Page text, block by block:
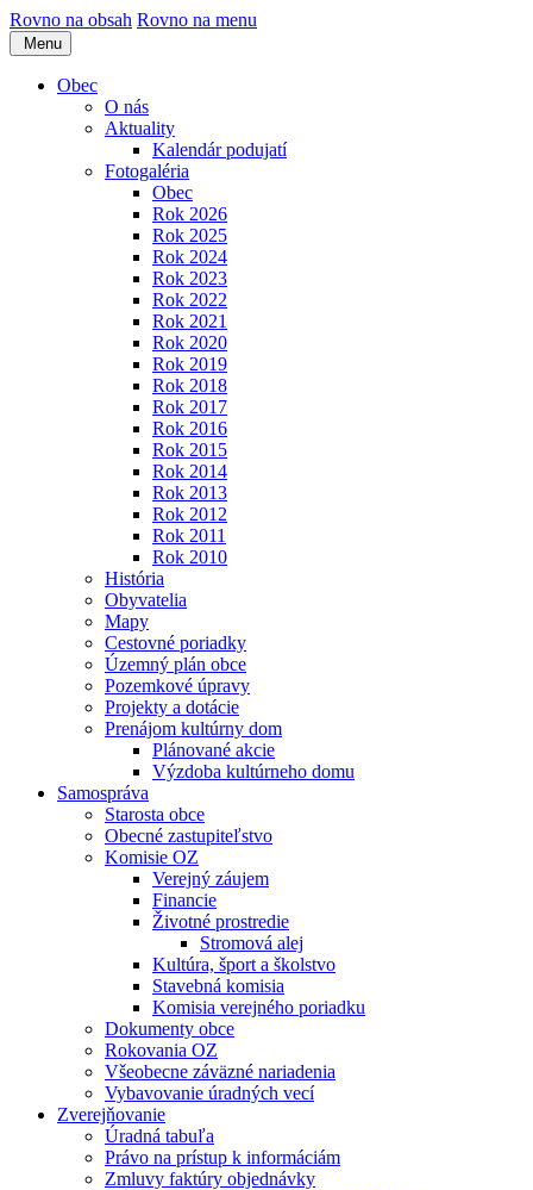
Rovno na obsah Rovno na menu
Menu
Obec
O nás
Aktuality
Kalendár podujatí
Fotogaléria
Obec
Rok 2026
Rok 2025
Rok 2024
Rok 2023
Rok 2022
Rok 2021
Rok 2020
Rok 2019
Rok 2018
Rok 2017
Rok 2016
Rok 2015
Rok 2014
Rok 2013
Rok 2012
Rok 2011
Rok 2010
História
Obyvatelia
Mapy
Cestovné poriadky
Územný plán obce
Pozemkové úpravy
Projekty a dotácie
Prenájom kultúrny dom
Plánované akcie
Výzdoba kultúrneho domu
Samospráva
Starosta obce
Obecné zastupiteľstvo
Komisie OZ
Verejný záujem
Financie
Životné prostredie
Stromová alej
Kultúra, šport a školstvo
Stavebná komisia
Komisia verejného poriadku
Dokumenty obce
Rokovania OZ
Všeobecne záväzné nariadenia
Vybavovanie úradných vecí
Zverejňovanie
Úradná tabuľa
Právo na prístup k informáciám
Zmluvy faktúry objednávky